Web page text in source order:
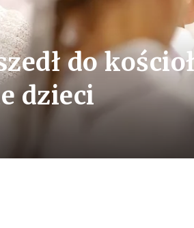
do
dzieci